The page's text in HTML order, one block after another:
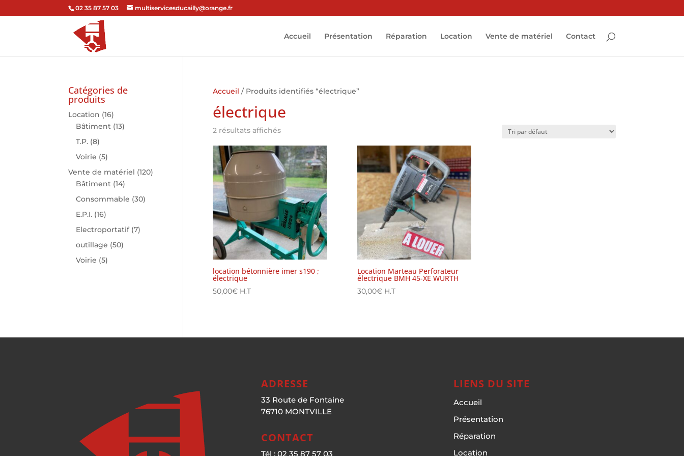
02 35 87 57 03 multiservicesducailly@orange.fr
Accueil Présentation Réparation Location Vente de matériel Contact
Accueil / Produits identifiés “électrique”
électrique
2 résultats affichés
location bétonnière imer s190 ;
électrique
50,00€ H.T
Location Marteau Perforateur
électrique BMH 45-XE WURTH
30,00€ H.T
Catégories de
produits
Location (16)
Bâtiment (13)
T.P. (8)
Voirie (5)
Vente de matériel (120)
Bâtiment (14)
Consommable (30)
E.P.I. (16)
Electroportatif (7)
outillage (50)
Voirie (5)
ADRESSE
33 Route de Fontaine
76710 MONTVILLE
CONTACT
Tél : 02 35 87 57 03
LIENS DU SITE
Accueil
Présentation
Réparation
Location